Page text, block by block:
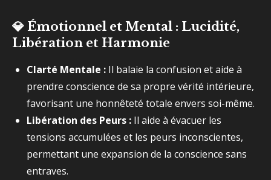
💎 Émotionnel et Mental : Lucidité,
Libération et Harmonie
Clarté Mentale : Il balaie la confusion et aide à
prendre conscience de sa propre vérité intérieure,
favorisant une honnêteté totale envers soi-même.
Libération des Peurs : Il aide à évacuer les
tensions accumulées et les peurs inconscientes,
permettant une expansion de la conscience sans
entraves.